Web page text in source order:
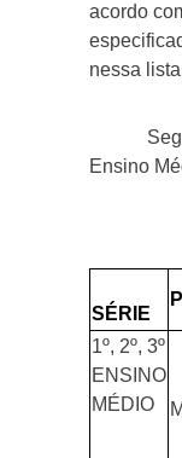
acordo
nessa
Ensino
SÉRIE
1º, 2º, 3º
ENSINO
MÉDIO